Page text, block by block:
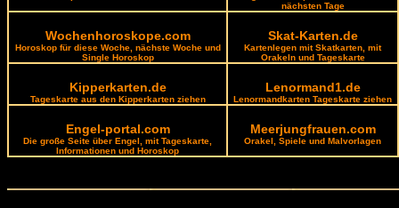
nächsten Tage
Wochenhoroskope.com
Horoskop für diese Woche, nächste Woche und
Single Horoskop
Skat-Karten.de
Kartenlegen mit Skatkarten, mit
Orakeln und Tageskarte
Kipperkarten.de
Tageskarte aus den Kipperkarten ziehen
Lenormand1.de
Lenormandkarten Tageskarte ziehen
Engel-portal.com
Die große Seite über Engel, mit Tageskarte,
Informationen und Horoskop
Meerjungfrauen.com
Orakel, Spiele und Malvorlagen